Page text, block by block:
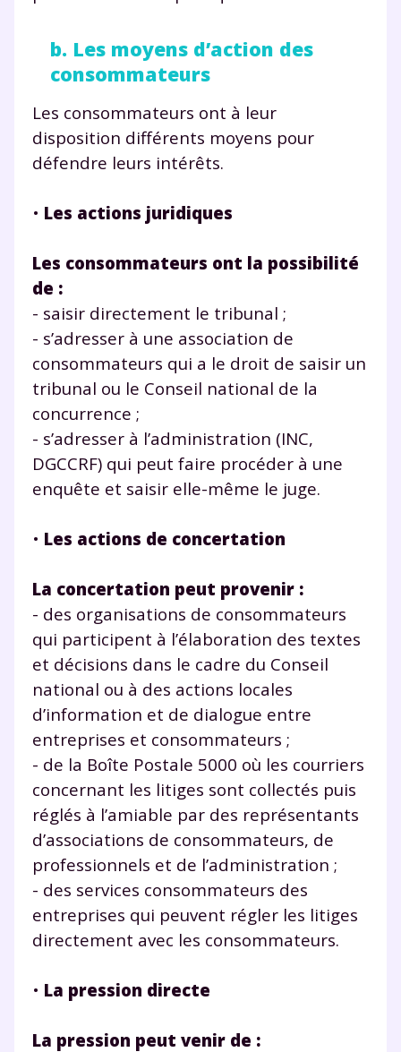
b. Les moyens d’action des
consommateurs
Les consommateurs ont à leur
disposition différents moyens pour
défendre leurs intérêts.
• Les actions juridiques
Les consommateurs ont la possibilité
de :
- saisir directement le tribunal ;
- s’adresser à une association de
consommateurs qui a le droit de saisir un
tribunal ou le Conseil national de la
concurrence ;
- s’adresser à l’administration (INC,
DGCCRF) qui peut faire procéder à une
enquête et saisir elle-même le juge.
• Les actions de concertation
La concertation peut provenir :
- des organisations de consommateurs
qui participent à l’élaboration des textes
et décisions dans le cadre du Conseil
national ou à des actions locales
d’information et de dialogue entre
entreprises et consommateurs ;
- de la Boîte Postale 5000 où les courriers
concernant les litiges sont collectés puis
réglés à l’amiable par des représentants
d’associations de consommateurs, de
professionnels et de l’administration ;
- des services consommateurs des
entreprises qui peuvent régler les litiges
directement avec les consommateurs.
• La pression directe
La pression peut venir de :